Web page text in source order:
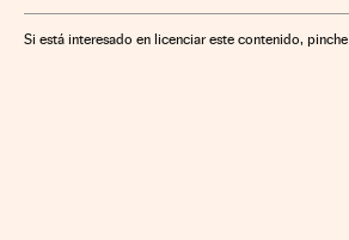
Si está interesado en licenciar este contenido, pinche